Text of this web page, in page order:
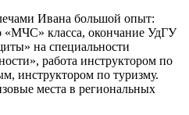
Ивана большой опыт:
«МЧС» класса, окончание УдГУ
на специальности
работа инструктором по
инструктором по туризму.
места в региональных